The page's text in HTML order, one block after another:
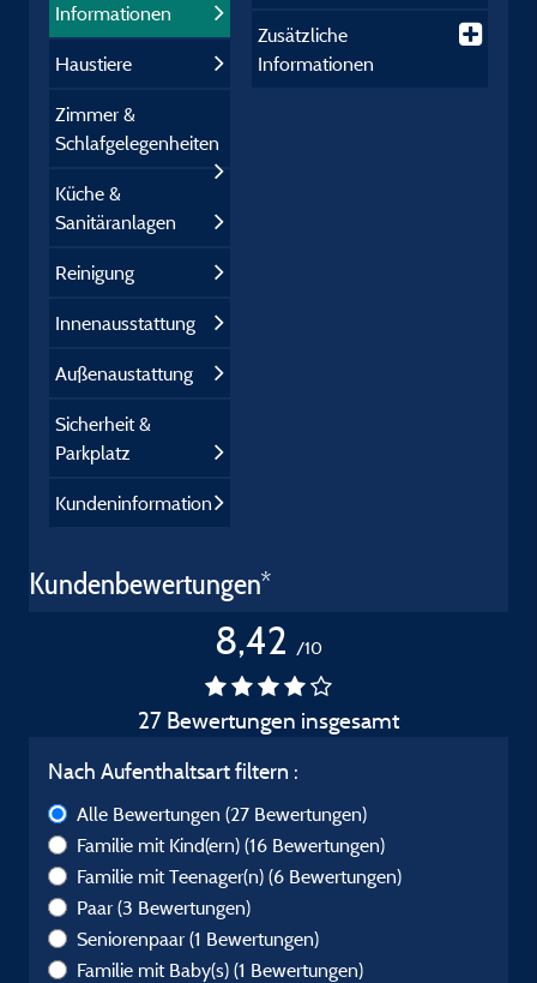
Informationen
Haustiere
Zimmer &
Schlafgelegenheiten
Küche &
Sanitäranlagen
Reinigung
Innenausstattung
Außenaustattung
Sicherheit &
Parkplatz
Kundeninformation
Zusätzliche
Informationen
Kundenbewertungen*
8,42 /10
27 Bewertungen insgesamt
Nach Aufenthaltsart filtern :
Alle Bewertungen (27 Bewertungen)
Familie mit Kind(ern) (16 Bewertungen)
Familie mit Teenager(n) (6 Bewertungen)
Paar (3 Bewertungen)
Seniorenpaar (1 Bewertungen)
Familie mit Baby(s) (1 Bewertungen)